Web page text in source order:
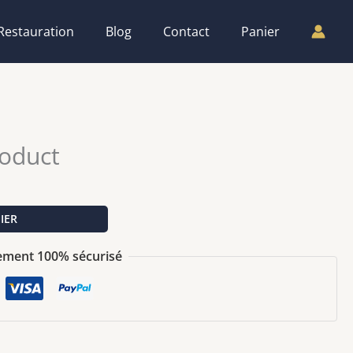
Blog Contact Panier
100% sécurisé